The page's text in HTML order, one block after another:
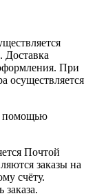
Доставка
При
осуществляется
помощью
Почтой
заказы на
счёту.
заказа.